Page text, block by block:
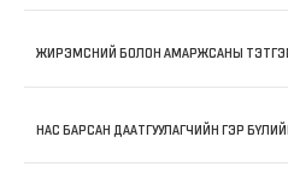
ЖИРЭМСНИЙ БОЛОН АМАРЖСАНЫ
НАС БАРСАН ДААТГУУЛАГЧИЙН ГЭР